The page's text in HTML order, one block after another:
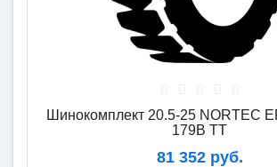
Шинокомплект 20.5-25 NORTEC
179B TT
81 352 руб.